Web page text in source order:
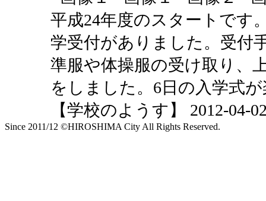
平成24年度のスタートです
学受付がありました。受付
準服や体操服の受け取り、
をしました。6日の入学式
【学校のようす】 2012-04-
Since 2011/12 ©HIROSHIMA City All Rights Reserved.